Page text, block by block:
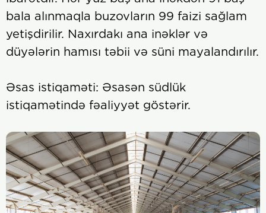
bala alınmaqla buzovların 99 faizi sağlam
yetişdirilir. Naxırdakı ana inəklər və
düyələrin hamısı təbii və süni mayalandırılır.
Əsas istiqaməti: Əsasən südlük
istiqamətində fəaliyyət göstərir.